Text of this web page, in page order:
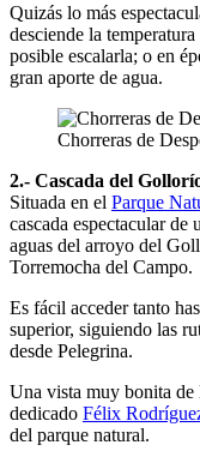
Quizás lo más
desciende la
posible escalarla; o en
gran aporte de agua.
Chorreras de
2.- Cascada del
Situada en el Parque
cascada espectacular de
aguas del arroyo del
Torremocha del Campo.
Es fácil acceder tanto
superior, siguiendo las
desde Pelegrina.
Una vista muy bonita de
dedicado Félix
del parque natural.